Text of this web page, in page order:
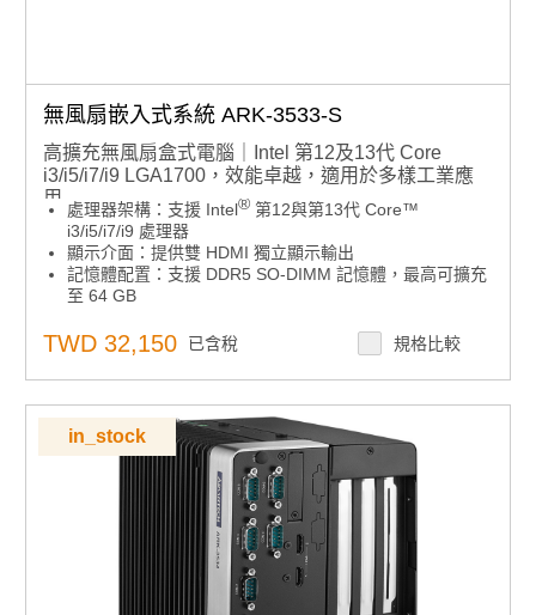
無風扇嵌入式系統 ARK-3533-S
高擴充無風扇盒式電腦｜Intel 第12及13代 Core
i3/i5/i7/i9 LGA1700，效能卓越，適用於多樣工業應
用
處理器架構：支援 Intel® 第12與第13代 Core™
i3/i5/i7/i9 處理器
顯示介面：提供雙 HDMI 獨立顯示輸出
記憶體配置：支援 DDR5 SO-DIMM 記憶體，最高可擴充
至 64 GB
業應用場景
儲存裝置：提供 2 組 2.5 吋硬碟插槽
I/O 擴充性：支援最多 4 組 GbE、8 組 USB、8 組
COM、16-bit DIO、2 組 CANBus，以及 TPM 2.0 安全
模組
作業系統支援：相容 Windows 10 IoT/ Windows 11 IoT
軟體與安全：整合 SUSI API、WISE-DeviceOn 平台管
理、McAfee 防毒及 Acronis 備份軟體
TWD 32,150 已含稅 規格比較
in_stock